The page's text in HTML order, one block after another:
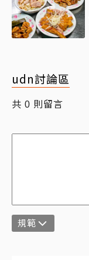
udn討論區
共 0 則留言
規範